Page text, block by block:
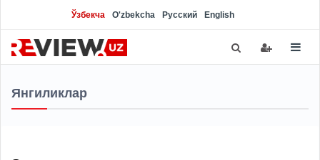
Ўзбекча O'zbekcha Русский English
Янгиликлар